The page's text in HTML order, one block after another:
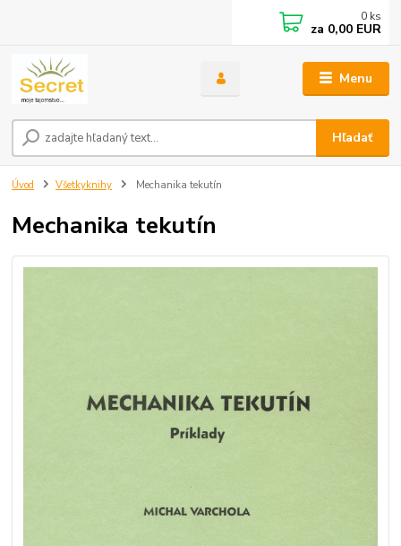
Menu
Hľadať
0 ks
za 0,00 EUR
Úvod Všetkyknihy Mechanika tekutín
Mechanika tekutín